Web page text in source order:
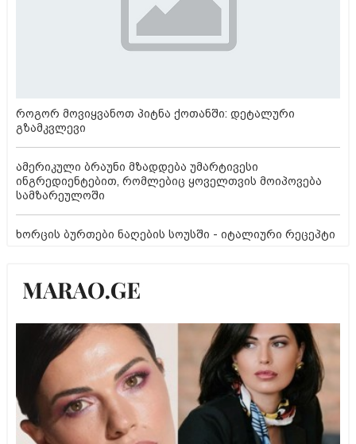
როგორ მოვიყვანოთ პიტნა ქოთანში: დეტალური
გზამკვლევი
ამერიკული ბრაუნი მზადდება უმარტივესი
ინგრედიენტებით, რომლებიც ყოველთვის მოიპოვება
სამზარეულოში
ხორცის ბურთები ნაღების სოუსში - იტალიური რეცეპტი